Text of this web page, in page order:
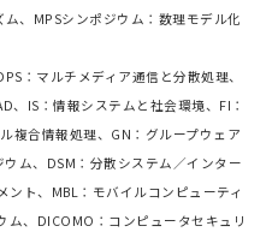
、MPSシンポジウム：数理モデル化
：マルチメディア通信と分散処理、
、IS：情報システムと社会環境、FI：
複合情報処理、GN：グループウェア
ム、DSM：分散システム／インター
ト、MBL：モバイルコンピューティ
ム、DICOMO：コンピュータセキュリ